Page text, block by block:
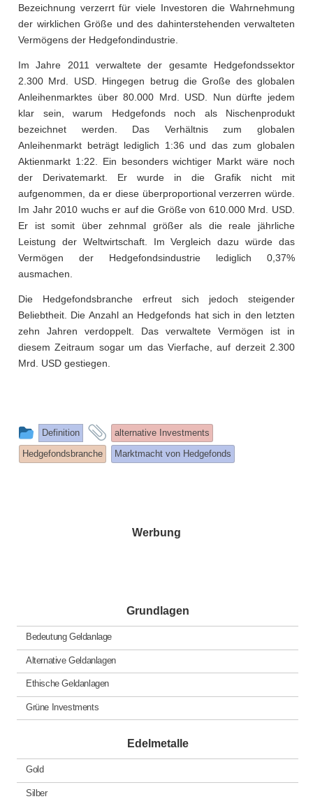
Bezeichnung verzerrt für viele Investoren die Wahrnehmung
der wirklichen Größe und des dahinterstehenden verwalteten
Vermögens der Hedgefondindustrie.
Im Jahre 2011 verwaltete der gesamte Hedgefondssektor
2.300 Mrd. USD. Hingegen betrug die Große des globalen
Anleihenmarktes über 80.000 Mrd. USD. Nun dürfte jedem
klar sein, warum Hedgefonds noch als Nischenprodukt
bezeichnet werden. Das Verhältnis zum globalen
Anleihenmarkt beträgt lediglich 1:36 und das zum globalen
Aktienmarkt 1:22. Ein besonders wichtiger Markt wäre noch
der Derivatemarkt. Er wurde in die Grafik nicht mit
aufgenommen, da er diese überproportional verzerren würde.
Im Jahr 2010 wuchs er auf die Größe von 610.000 Mrd. USD.
Er ist somit über zehnmal größer als die reale jährliche
Leistung der Weltwirtschaft. Im Vergleich dazu würde das
Vermögen der Hedgefondsindustrie lediglich 0,37%
ausmachen.
Die Hedgefondsbranche erfreut sich jedoch steigender
Beliebtheit. Die Anzahl an Hedgefonds hat sich in den letzten
zehn Jahren verdoppelt. Das verwaltete Vermögen ist in
diesem Zeitraum sogar um das Vierfache, auf derzeit 2.300
Mrd. USD gestiegen.
This
entry
was
Definition
and
tagged
alternative Investments
Hedgefondsbranche
Marktmacht von Hedgefonds
Werbung
Grundlagen
Bedeutung Geldanlage
Alternative Geldanlagen
Ethische Geldanlagen
Grüne Investments
Edelmetalle
Gold
Silber